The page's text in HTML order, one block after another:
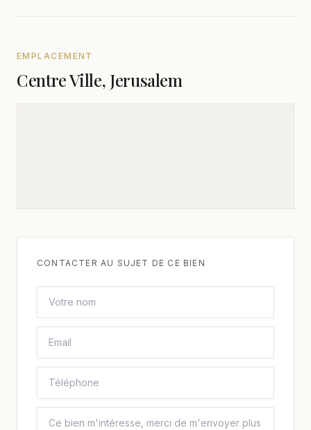
EMPLACEMENT
Centre Ville, Jerusalem
CONTACTER AU SUJET DE CE BIEN